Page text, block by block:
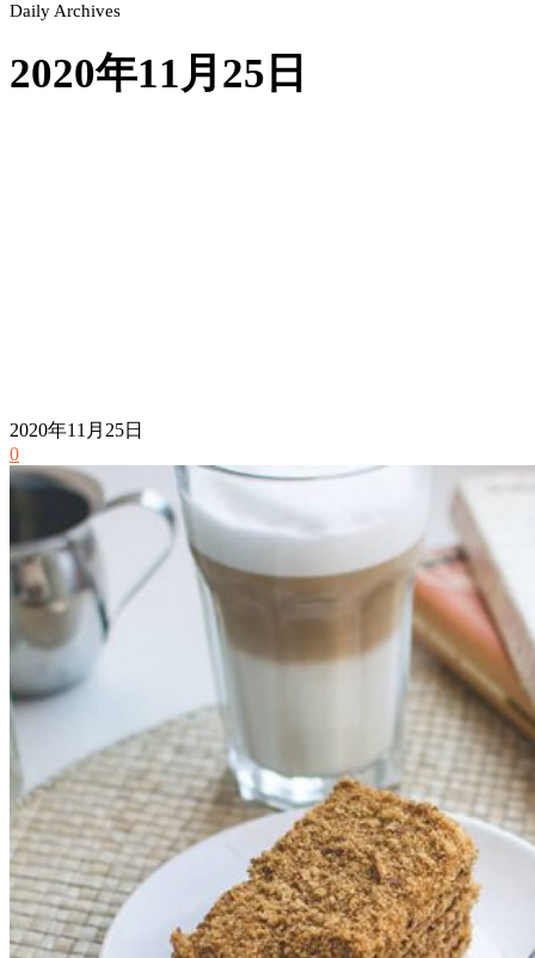
Daily Archives
2020年11月25日
2020年11月25日
0